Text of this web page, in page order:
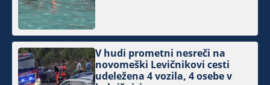
V hudi prometni nesreči na
novomeški Levičnikovi cesti
udeležena 4 vozila, 4 osebe v